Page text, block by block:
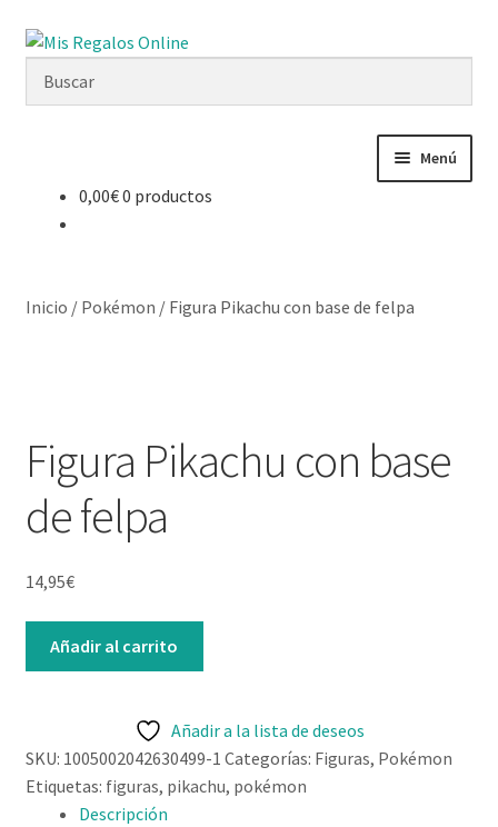
Ir
Ir
Menú
Novedades
Lista de deseos
Contacto
0,00€0 productos
Inicio / Pokémon / Figura Pikachu con base de felpa
Figura Pikachu con base
de felpa
14,95€
felpa
cantidad
Añadir al carrito
Añadir a la lista de deseos
SKU: 1005002042630499-1 Categorías: Figuras, Pokémon
Etiquetas: figuras, pikachu, pokémon
Descripción